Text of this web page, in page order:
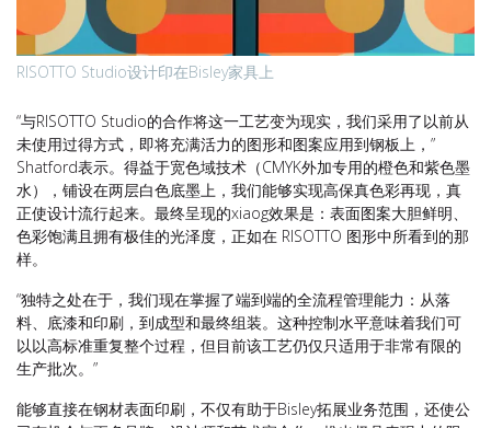
RISOTTO Studio设计印在Bisley家具上
“与RISOTTO Studio的合作将这一工艺变为现实，我们采用了以前从
未使用过得方式，即将充满活力的图形和图案应用到钢板上，”
Shatford表示。得益于宽色域技术（CMYK外加专用的橙色和紫色墨
水），铺设在两层白色底墨上，我们能够实现高保真色彩再现，真
正使设计流行起来。最终呈现的xiaog效果是：表面图案大胆鲜明、
色彩饱满且拥有极佳的光泽度，正如在 RISOTTO 图形中所看到的那
样。
“独特之处在于，我们现在掌握了端到端的全流程管理能力：从落
料、底漆和印刷，到成型和最终组装。这种控制水平意味着我们可
以以高标准重复整个过程，但目前该工艺仍仅只适用于非常有限的
生产批次。”
能够直接在钢材表面印刷，不仅有助于Bisley拓展业务范围，还使公